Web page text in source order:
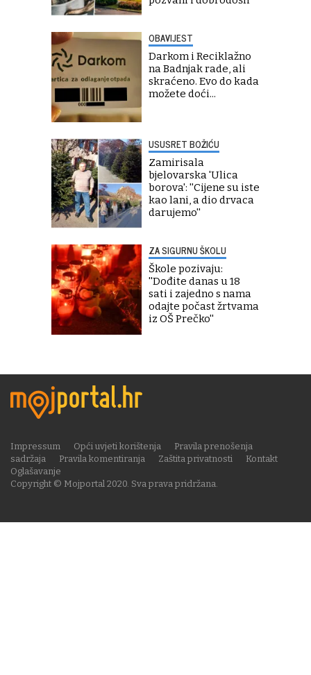
OBAVIJEST
Darkom i Reciklažno
na Badnjak rade, ali
skraćeno. Evo do kada
možete doći...
USUSRET BOŽIĆU
Zamirisala
bjelovarska 'Ulica
borova': ''Cijene su iste
kao lani, a dio drvaca
darujemo''
ZA SIGURNU ŠKOLU
Škole pozivaju:
''Dođite danas u 18
sati i zajedno s nama
odajte počast žrtvama
iz OŠ Prečko''
Copyright © Mojportal 2020. Sva prava pridržana.
Impressum Opći uvjeti korištenja
Pravila prenošenja
sadržaja
Pravila komentiranja Zaštita privatnosti
Kontakt
Oglašavanje